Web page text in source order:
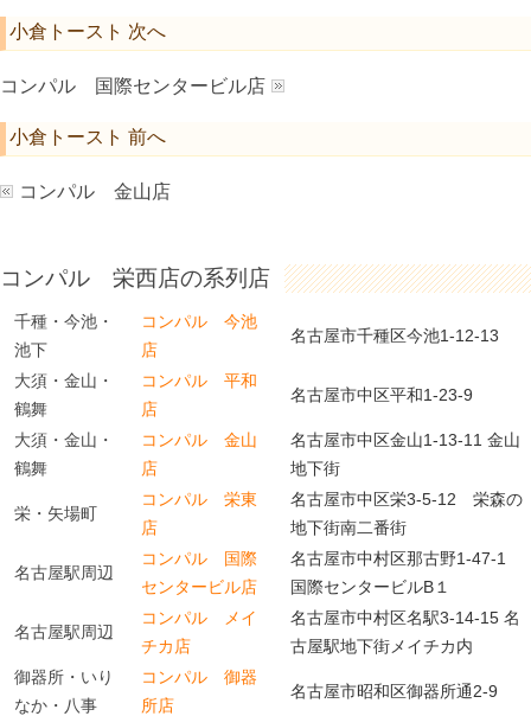
小倉トースト 次へ
コンパル 国際センタービル店
小倉トースト 前へ
コンパル 金山店
コンパル 栄西店の系列店
千種・今池・
池下
コンパル 今池
店
名古屋市千種区今池1-12-13
大須・金山・
鶴舞
コンパル 平和
店
名古屋市中区平和1-23-9
大須・金山・
鶴舞
コンパル 金山
店
名古屋市中区金山1-13-11 金山
地下街
栄・矢場町
コンパル 栄東
店
名古屋市中区栄3-5-12 栄森の
地下街南二番街
名古屋駅周辺
コンパル 国際
センタービル店
名古屋市中村区那古野1-47-1
国際センタービルB１
名古屋駅周辺
コンパル メイ
チカ店
名古屋市中村区名駅3-14-15 名
古屋駅地下街メイチカ内
御器所・いり
なか・八事
コンパル 御器
所店
名古屋市昭和区御器所通2-9